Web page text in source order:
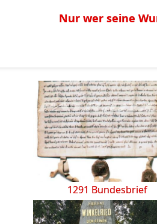
Nur wer seine
1291 Bundesbrief